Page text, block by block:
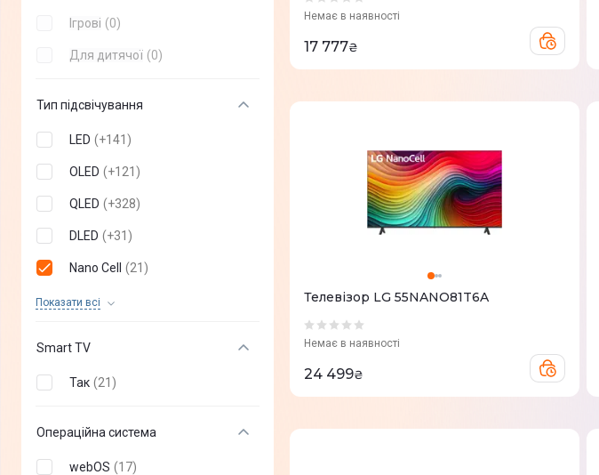
77" 0 )
83"
97" ( 0)
98" (0)
100" 0)
115" 0)
Ігрові (0)
Для дитячої (0)
Тип підсвічування
LED (+141 )
OLED (+121 )
QLED (+328)
DLED (+31 )
Nano Cell (21 )
Показати всi
VA (+ )
Mini LED (+144)
Neo QLED (+
Smart TV
Так (21 )
Операційна система
webOS (17)
Немає в наявності
17 777₴
Телевізор LG 55NANO81T6A
Немає в наявності
24 499₴